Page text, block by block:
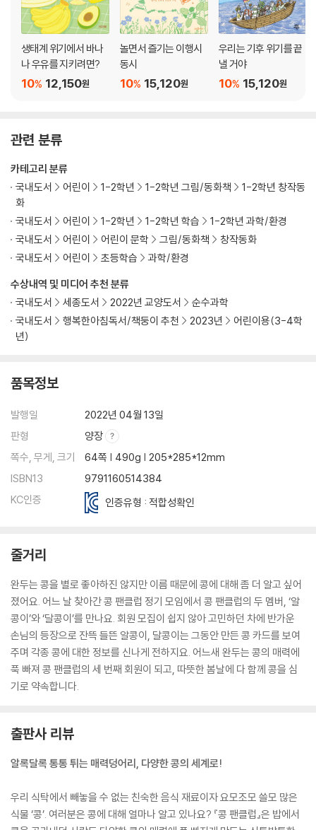
생태계 위기에서 바나
나 우유를 지키려면?
12,150원
10%
놀면서 즐기는 이행시
동시
15,120원
10%
우리는 기후 위기를 끝
낼 거야
15,120원
10%
관련 분류
수상내역 및 미디어 추천 분류
국내도서
세종도서 2022년 교양도서
순수과학
국내도서
행복한아침독서/책둥이 추천 2023년
어린이용(3-4학
년)
카테고리 분류
국내도서
어린이 1-2학년 1-2학년 그림/동화책
1-2학년 창작동
화
국내도서
어린이 1-2학년 1-2학년 학습
1-2학년 과학/환경
국내도서
어린이 어린이 문학 그림/동화책
창작동화
국내도서
어린이 초등학습 과학/환경
품목정보
발행일
2022년 04월 13일
판형
양장
쪽수, 무게, 크기
64쪽 | 490g | 205*285*12mm
ISBN13
9791160514384
KC인증
인증유형 : 적합성확인
줄거리
완두는 콩을 별로 좋아하진 않지만 이름 때문에 콩에 대해 좀 더 알고 싶어
졌어요. 어느 날 찾아간 콩 팬클럽 정기 모임에서 콩 팬클럽의 두 멤버, ‘알
콩이’와 ‘달콩이’를 만나요. 회원 모집이 쉽지 않아 고민하던 차에 반가운
손님의 등장으로 잔뜩 들뜬 알콩이, 달콩이는 그동안 만든 콩 카드를 보여
주며 각종 콩에 대한 정보를 신나게 전하지요. 어느새 완두는 콩의 매력에
푹 빠져 콩 팬클럽의 세 번째 회원이 되고, 따뜻한 봄날에 다 함께 콩을 심
기로 약속합니다.
출판사 리뷰
알록달록 통통 튀는 매력덩어리, 다양한 콩의 세계로!
우리 식탁에서 빼놓을 수 없는 친숙한 음식 재료이자 요모조모 쓸모 많은
식물 ‘콩’. 여러분은 콩에 대해 얼마나 알고 있나요? 『콩 팬클럽』은 밥에서